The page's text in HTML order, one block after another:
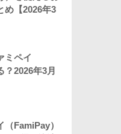
め【2026年3
ミペイ
？2026年3月
FamiPay）